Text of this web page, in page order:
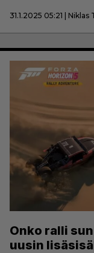
31.1.2025 05:21 |
Onko ralli
uusin